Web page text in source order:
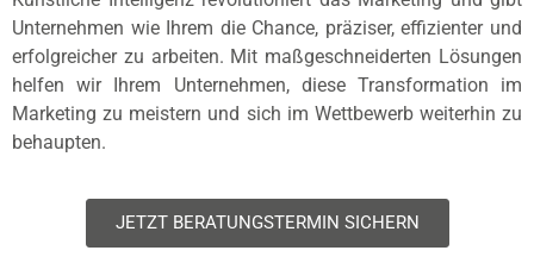
Unternehmen wie Ihrem die Chance, präziser, effizienter und
erfolgreicher zu arbeiten. Mit maßgeschneiderten Lösungen
helfen wir Ihrem Unternehmen, diese Transformation im
Marketing zu meistern und sich im Wettbewerb weiterhin zu
behaupten.
JETZT BERATUNGSTERMIN SICHERN